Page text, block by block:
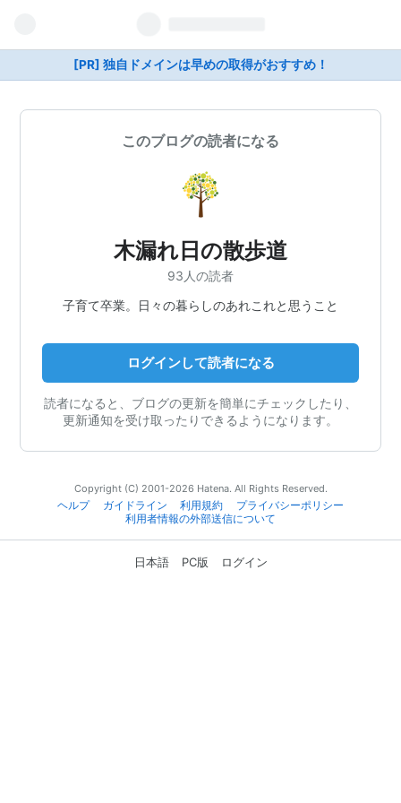
[PR] 独自ドメインは早めの取得がおすすめ！
このブログの読者になる
木漏れ日の散歩道
93人の読者
子育て卒業。日々の暮らしのあれこれと思うこと
ログインして読者になる
読者になると、ブログの更新を簡単にチェックしたり、
更新通知を受け取ったりできるようになります。
Copyright (C) 2001-2026 Hatena. All Rights Reserved.
ヘルプ
ガイドライン 利用規約
プライバシーポリシー
利用者情報の外部送信について
日本語 PC版 ログイン